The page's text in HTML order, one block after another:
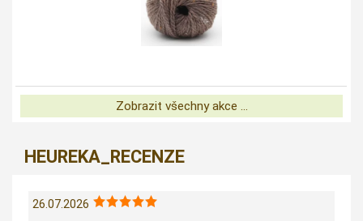
Zobrazit všechny akce ...
HEUREKA_RECENZE
26.07.2026